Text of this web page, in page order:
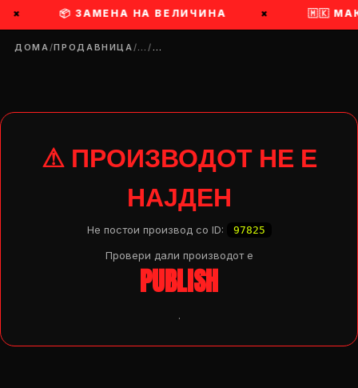
📦 ЗАМЕНА НА ВЕЛИЧИНА 🇲🇰
ДОМА/ПРОДАВНИЦА/…/…
⚠ ПРОИЗВОДОТ НЕ Е
НАЈДЕН
Не постои производ со ID: 97825
Провери дали производот e
PUBLISH
.